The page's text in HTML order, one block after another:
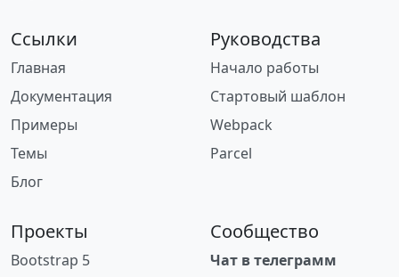
Ссылки
Главная
Документация
Примеры
Темы
Блог
Руководства
Начало работы
Стартовый шаблон
Webpack
Parcel
Проекты
Bootstrap 5
Сообщество
Чат в телеграмм